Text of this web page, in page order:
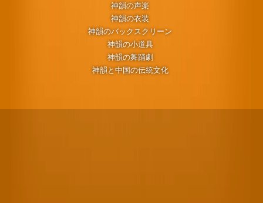
神韻の声楽
神韻の衣装
神韻のバックスクリーン
神韻の小道具
神韻の舞踊劇
神韻と中国の伝統文化